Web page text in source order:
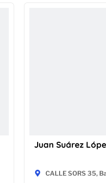
Juan Suárez
CALLE SORS 35,